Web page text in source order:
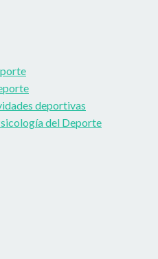
deportivas
del Deporte